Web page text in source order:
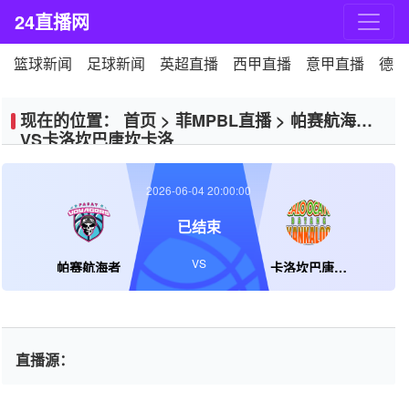
24直播网
篮球新闻 足球新闻 英超直播 西甲直播 意甲直播 德
现在的位置： 首页 > 菲MPBL直播> 帕赛航海者
VS卡洛坎巴唐坎卡洛
帕赛航海者 卡洛坎巴唐坎卡洛
2026-06-04 20:00:00
已结束
VS
直播源：